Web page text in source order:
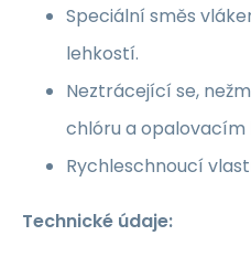
Speciální směs
lehkostí.
Neztrácející se,
chlóru a opalovacím
Rychleschnoucí
Technické údaje: